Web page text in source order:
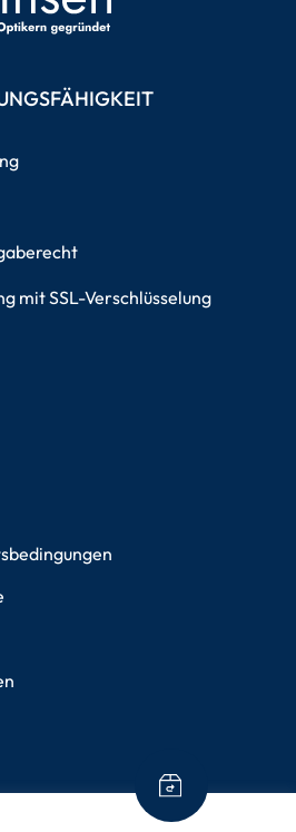
mit SSL-Verschlüsselung